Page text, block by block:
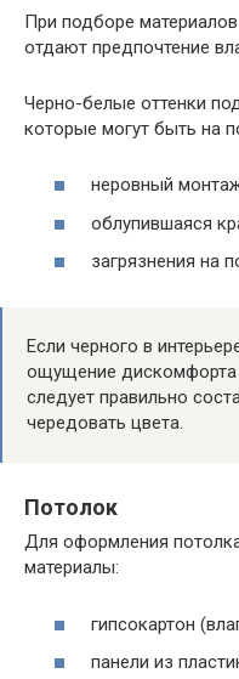
При подборе
отдают предпочтение
Черно-белые оттенки
которые могут быть на
неровный
облупившаяся
загрязнения на
Если черного в
ощущение дискомфорта
следует правильно
чередовать цвета.
Потолок
Для оформления
материалы:
гипсокартон
панели из